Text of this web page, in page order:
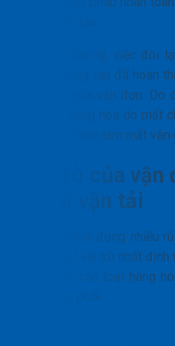
Về mặt pháp lý, việc đòi
khăn vì hãng tàu đã hoàn
quy định của vận đơn.
mất mát hàng hóa do mất
hàng hoặc bên làm mất vận
Vai trò của
chuỗi vận tải
Mặc dù chứa đựng nhiều
và giữ một vai trò nhất
là đối với các loại hàng
khâu phân phối.